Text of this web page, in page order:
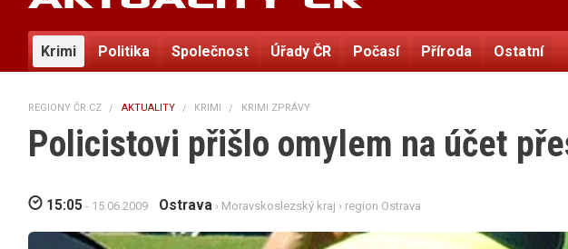
Krimi Politika Společnost Úřady ČR Počasí Příroda Ostatní
REGIONY ČR.CZ AKTUALITY KRIMI KRIMI ZPRÁVY
Policistovi přišlo omylem na účet
15:05 - 15.06.2009 Ostrava › Moravskoslezský kraj › region Ostrava